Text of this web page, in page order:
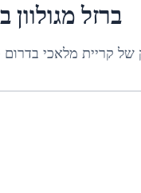
ברזל מגולווןב
של קריית מלאכי בדרום